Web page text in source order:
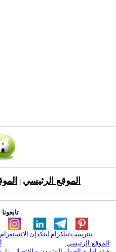
الموقع الرئيسي
الانستغرام لينكدإن تيلكرامبنترست
الموقع الرئيسي